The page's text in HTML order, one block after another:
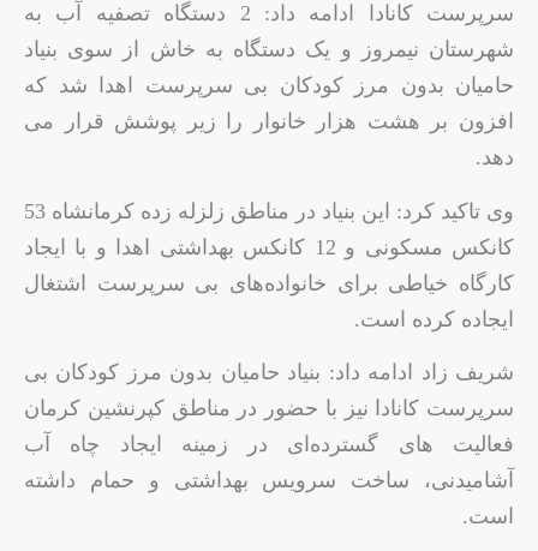
سرپرست کانادا ادامه داد: 2 دستگاه تصفیه آب به
شهرستان نیمروز و یک دستگاه به خاش از سوی بنیاد
حامیان بدون مرز کودکان بی سرپرست اهدا شد که
افزون بر هشت هزار خانوار را زیر پوشش قرار می
دهد.
وی تاکید کرد: این بنیاد در مناطق زلزله زده کرمانشاه 53
کانکس مسکونی و 12 کانکس بهداشتی اهدا و با ایجاد
کارگاه خیاطی برای خانواده‌های بی سرپرست اشتغال
ایجاده کرده است.
شریف زاد ادامه داد: بنیاد حامیان بدون مرز کودکان بی
سرپرست کانادا نیز با حضور در مناطق کپرنشین کرمان
فعالیت های گسترده‌ای در زمینه ایجاد چاه آب
آشامیدنی، ساخت سرویس بهداشتی و حمام داشته
است.